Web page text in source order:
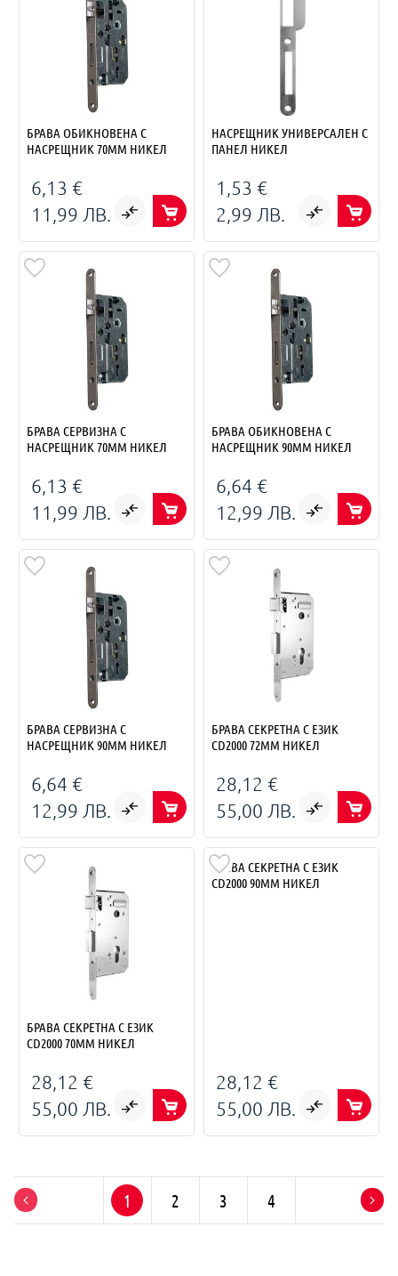
БРАВА ОБИКНОВЕНА С
НАСРЕЩНИК 70ММ НИКЕЛ
6,13 €
11,99 ЛВ.
НАСРЕЩНИК УНИВЕРСАЛЕН С
ПАНЕЛ НИКЕЛ
1,53 €
2,99 ЛВ.
БРАВА СЕРВИЗНА С
НАСРЕЩНИК 70ММ НИКЕЛ
6,13 €
11,99 ЛВ.
БРАВА ОБИКНОВЕНА С
НАСРЕЩНИК 90ММ НИКЕЛ
6,64 €
12,99 ЛВ.
БРАВА СЕРВИЗНА С
НАСРЕЩНИК 90ММ НИКЕЛ
6,64 €
12,99 ЛВ.
БРАВА СЕКРЕТНА С ЕЗИК
CD2000 72ММ НИКЕЛ
28,12 €
55,00 ЛВ.
БРАВА СЕКРЕТНА С ЕЗИК
CD2000 70ММ НИКЕЛ
28,12 €
55,00 ЛВ.
БРАВА СЕКРЕТНА С ЕЗИК
CD2000 90MM НИКЕЛ
28,12 €
55,00 ЛВ.
1 2 3 4